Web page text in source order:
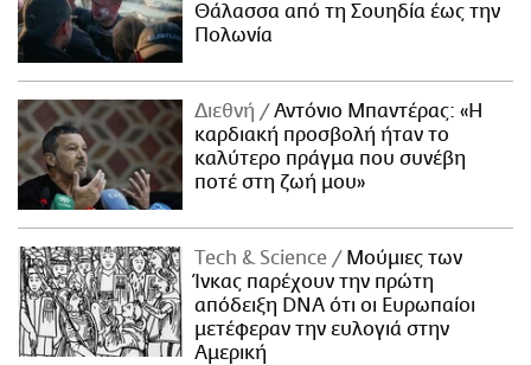
Θάλασσα από τη Σουηδία έως την
Πολωνία
Διεθνή
Αντόνιο Μπαντέρας: «Η
καρδιακή προσβολή ήταν το
καλύτερο πράγμα που συνέβη
ποτέ στη ζωή μου»
Τech & Science
Μούμιες των
Ίνκας παρέχουν την πρώτη
απόδειξη DNA ότι οι Ευρωπαίοι
μετέφεραν την ευλογιά στην
Αμερική